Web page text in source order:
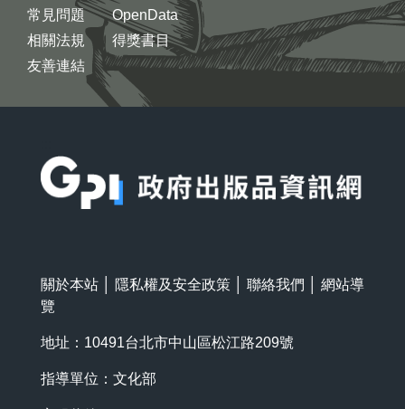
常見問題
相關法規
友善連結
OpenData
得獎書目
關於本站 隱私權及安全政策 聯絡我們
網站導
覽
地址：10491台北市中山區松江路209號
指導單位：文化部